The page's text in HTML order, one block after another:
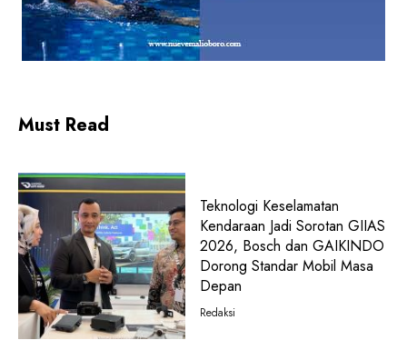
Must Read
Teknologi Keselamatan
Kendaraan Jadi Sorotan GIIAS
2026, Bosch dan GAIKINDO
Dorong Standar Mobil Masa
Depan
Redaksi